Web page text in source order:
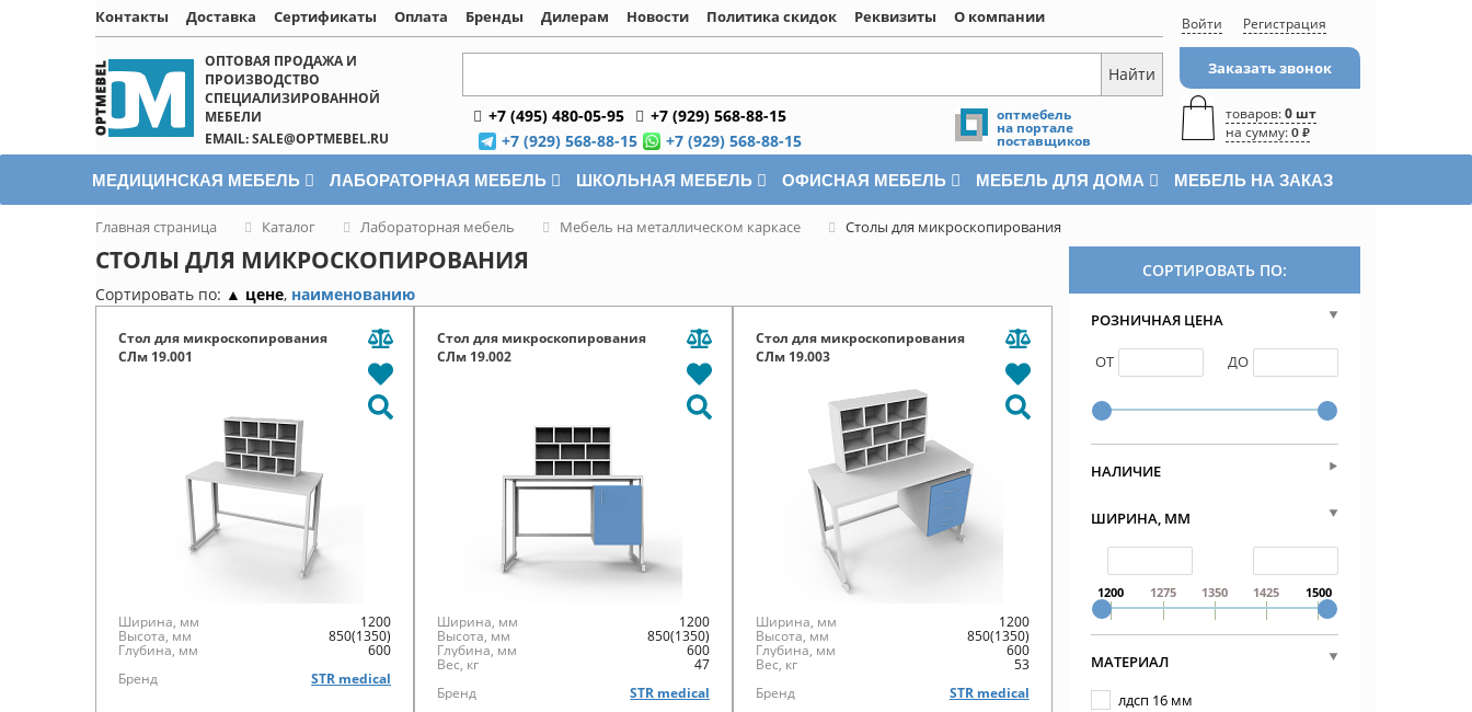
Контакты Доставка Сертификаты Оплата Бренды Дилерам Новости Политика скидок Реквизиты
О компании
Написать онлайнОПТОВАЯ ПРОДАЖА И
ПРОИЗВОДСТВО
СПЕЦИАЛИЗИРОВАННОЙ
МЕБЕЛИ
EMAIL: SALE@OPTMEBEL.RU
+7 (495) 480-05-95
+7 (929) 568-88-15
+7 (929) 568-88-15
+7 (929) 568-88-15
оптмебель
на портале
поставщиков
Войти Регистрация
Заказать звонок
товаров:0 шт
на сумму: 0 ₽
МЕДИЦИНСКАЯ МЕБЕЛЬ ЛАБОРАТОРНАЯ МЕБЕЛЬ ШКОЛЬНАЯ МЕБЕЛЬ ОФИСНАЯ МЕБЕЛЬ МЕБЕЛЬ ДЛЯ ДОМА МЕБЕЛЬ НА ЗАКАЗ
Главная страница Каталог Лабораторная мебель Мебель на металлическом каркасе Столы для микроскопирования
СТОЛЫ ДЛЯ МИКРОСКОПИРОВАНИЯ
Сортировать по: ▲ цене, наименованию
Стол для микроскопирования
СЛм 19.001
Ширина, мм 1200
Высота, мм 850(1350)
Глубина, мм
600
Бренд
STR medical
Стол для микроскопирования
СЛм 19.002
Ширина, мм 1200
Высота, мм 850(1350)
Глубина, мм 600
Вес, кг
47
Бренд
STR medical
Стол для микроскопирования
СЛм 19.003
Ширина, мм 1200
Высота, мм 850(1350)
Глубина, мм 600
Вес, кг
53
Бренд
STR medical
СОРТИРОВАТЬ ПО:
РОЗНИЧНАЯ ЦЕНА
ОТ ДО
НАЛИЧИЕ
ШИРИНА, ММ
1200 1275 1350 1425 1500
МАТЕРИАЛ
лдсп 16 мм